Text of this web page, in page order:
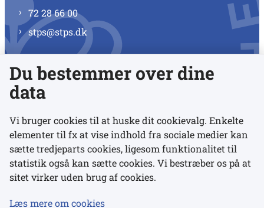
72 28 66 00
stps@stps.dk
Se alle kontaktnumre
Links
Udgivelser
Du bestemmer over dine
data
Vi bruger cookies til at huske dit cookievalg. Enkelte
elementer til fx at vise indhold fra sociale medier kan
sætte tredjeparts cookies, ligesom funktionalitet til
statistik også kan sætte cookies. Vi bestræber os på at
sitet virker uden brug af cookies.
Læs mere om cookies